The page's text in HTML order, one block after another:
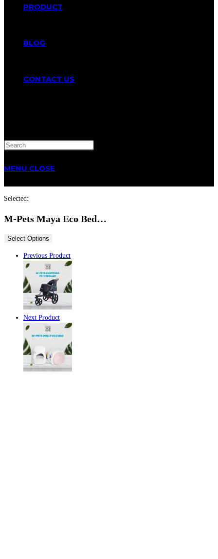
PRODUCT
BLOG
CONTACT US
WEBSITE
SEARCH
MENU CLOSE
Selected:
M-Pets Maya Eco Bed…
Select Options
Previous Product
Next Product